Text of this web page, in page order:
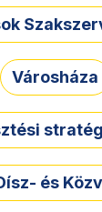
Városháza
és